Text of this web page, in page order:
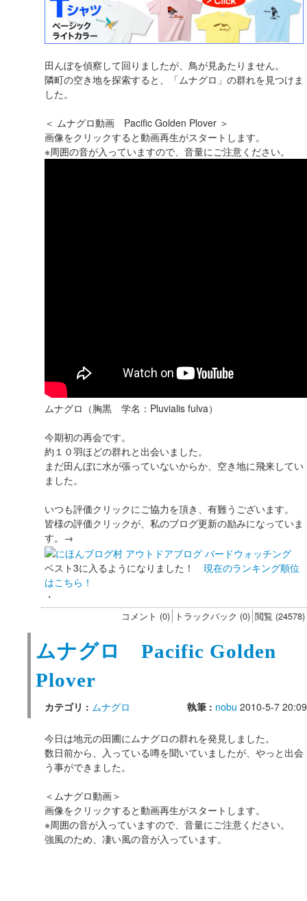
田んぼを偵察して回りましたが、鳥が見あたりません。
隣町の空き地を探索すると、「ムナグロ」の群れを見つけま
した。
＜ ムナグロ動画 Pacific Golden Plover ＞
画像をクリックすると動画再生がスタートします。
※周囲の音が入っていますので、音量にご注意ください。
ムナグロ（胸黒 学名：Pluvialis fulva）
今期初の再会です。
約１０羽ほどの群れと出会いました。
まだ田んぼに水が張っていないからか、空き地に飛来してい
ました。
いつも評価クリックにご協力を頂き、有難うございます。
皆様の評価クリックが、私のブログ更新の励みになっていま
す。→
ベスト3に入るようになりました！ 現在のランキング順位
はこちら！
・
コメント (0) トラックバック (0) 閲覧 (24578)
ムナグロ Pacific Golden
Plover
カテゴリ : ムナグロ 執筆 : nobu 2010-5-7 20:09
今日は地元の田圃にムナグロの群れを発見しました。
数日前から、入っている噂を聞いていましたが、やっと出会
う事ができました。
＜ムナグロ動画＞
画像をクリックすると動画再生がスタートします。
※周囲の音が入っていますので、音量にご注意ください。
強風のため、凄い風の音が入っています。